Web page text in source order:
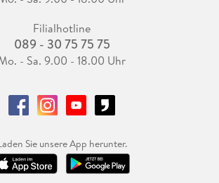
Filialhotline
089 - 30 75 75 75
- Sa. 9.00 - 18.00 Uhr
Sie unsere App herunter.